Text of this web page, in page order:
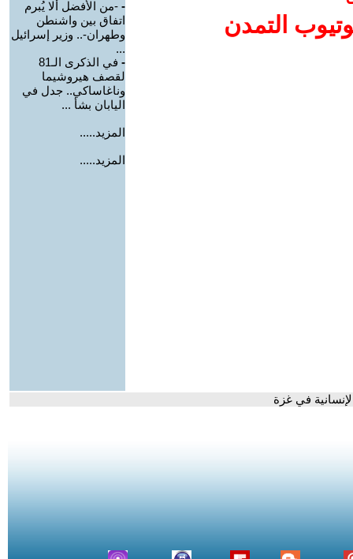
التمدن
- -من الأفضل ألا يُبرم
اتفاق بين واشنطن
وطهران-.. وزير إسرائيل
...
-
في الذكرى الـ81
لقصف هيروشيما
وناغاساكي.. جدل في
اليابان بشأ ...
المزيد.....
المزيد.....
في غزة